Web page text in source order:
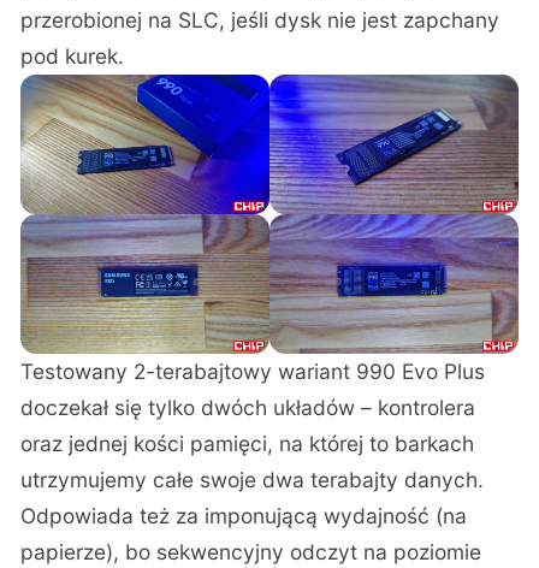
przerobionej na SLC, jeśli dysk nie jest zapchany
pod kurek.
Testowany 2-terabajtowy wariant 990 Evo Plus
doczekał się tylko dwóch układów – kontrolera
oraz jednej kości pamięci, na której to barkach
utrzymujemy całe swoje dwa terabajty danych.
Odpowiada też za imponującą wydajność (na
papierze), bo sekwencyjny odczyt na poziomie